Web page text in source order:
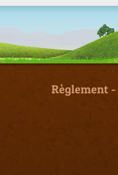
Règlement -